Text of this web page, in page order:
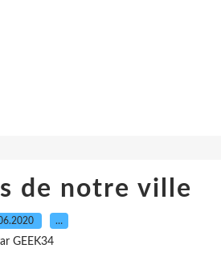
de notre ville
…
GEEK34